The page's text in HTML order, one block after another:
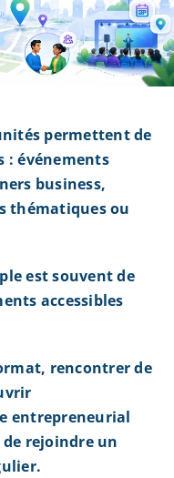
permettent de
: événements
business,
thématiques ou
est souvent de
accessibles
rencontrer de
entrepreneurial
rejoindre un